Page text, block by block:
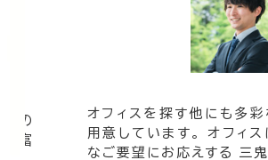
の
豊富
オフィスを探す他にも多
用意しています。 オフィ
なご要望にお応えする 三